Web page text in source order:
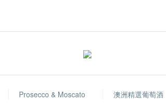
Prosecco & Moscato 澳洲精選葡萄酒